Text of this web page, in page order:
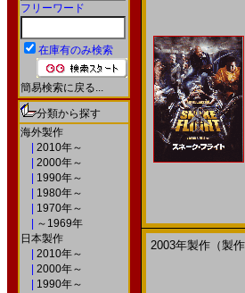
フリーワード
在庫有のみ検索
簡易検索に戻る...
分類から探す
海外製作
2010年～
2000年～
1990年～
1980年～
1970年～
～1969年
日本製作
2010年～
2000年～
1990年～
2003年製作（製